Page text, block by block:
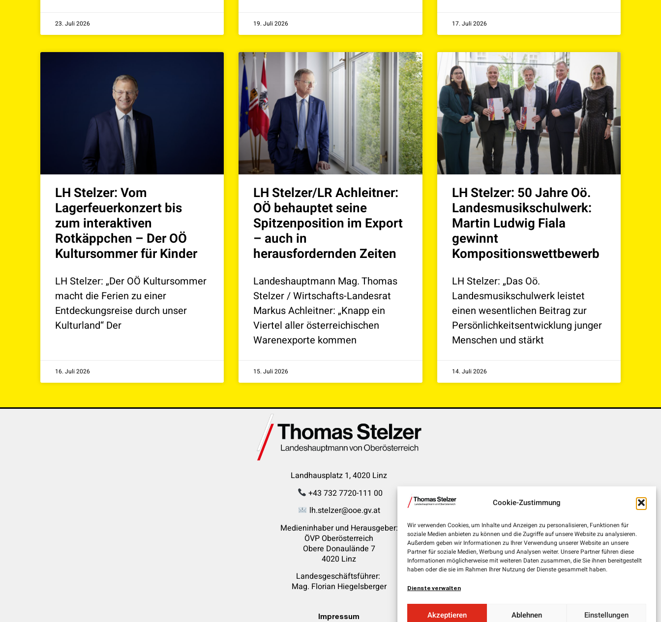
Cookie-Zustimmung
Wir verwenden Cookies, um Inhalte und Anzeigen zu personalisieren, Funktionen für
soziale Medien anbieten zu können und die Zugriffe auf unsere Website zu analysieren.
Außerdem geben wir Informationen zu Ihrer Verwendung unserer Website an unsere
Partner für soziale Medien, Werbung und Analysen weiter. Unsere Partner führen diese
Informationen möglicherweise mit weiteren Daten zusammen, die Sie ihnen bereitgestellt
haben oder die sie im Rahmen Ihrer Nutzung der Dienste gesammelt haben.
Dienste verwalten
Akzeptieren Ablehnen Einstellungen
23. Juli 2026 19. Juli 2026 17. Juli 2026
LH Stelzer: Vom
Lagerfeuerkonzert bis
zum interaktiven
Rotkäppchen – Der OÖ
Kultursommer für Kinder
LH Stelzer: „Der OÖ Kultursommer
macht die Ferien zu einer
Entdeckungsreise durch unser
Kulturland“ Der
16. Juli 2026
LH Stelzer/LR Achleitner:
OÖ behauptet seine
Spitzenposition im Export
– auch in
herausfordernden Zeiten
Landeshauptmann Mag. Thomas
Stelzer / Wirtschafts-Landesrat
Markus Achleitner: „Knapp ein
Viertel aller österreichischen
Warenexporte kommen
15. Juli 2026
LH Stelzer: 50 Jahre Oö.
Landesmusikschulwerk:
Martin Ludwig Fiala
gewinnt
Kompositionswettbewerb
LH Stelzer: „Das Oö.
Landesmusikschulwerk leistet
einen wesentlichen Beitrag zur
Persönlichkeitsentwicklung junger
Menschen und stärkt
14. Juli 2026
Landhausplatz 1, 4020 Linz
+43 732 7720-111 00
lh.stelzer@ooe.gv.at
Medieninhaber und Herausgeber:
ÖVP Oberösterreich
Obere Donaulände 7
4020 Linz
Landesgeschäftsführer:
Mag. Florian Hiegelsberger
Impressum